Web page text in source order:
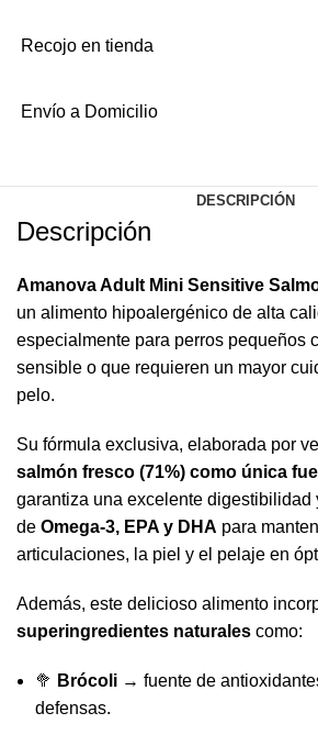
Recojo en tienda
Envío a Domicilio
DESCRIPCIÓN
Descripción
Amanova Adult Mini Sensitive
un alimento hipoalergénico de alta
especialmente para perros pequeños
sensible o que requieren un mayor
pelo.
Su fórmula exclusiva, elaborada por
salmón fresco (71%) como única
garantiza una excelente digestibilidad
de Omega-3, EPA y DHA para
articulaciones, la piel y el pelaje en
Además, este delicioso alimento
superingredientes naturales como:
🥦 Brócoli → fuente de
defensas.